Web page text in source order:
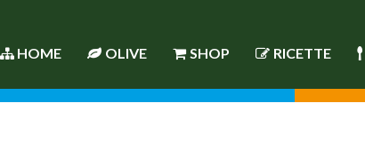
HOME OLIVE SHOP RICETTE